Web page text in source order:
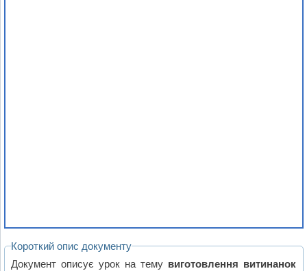
Короткий опис документу
Документ описує урок на тему виготовлення витинанок